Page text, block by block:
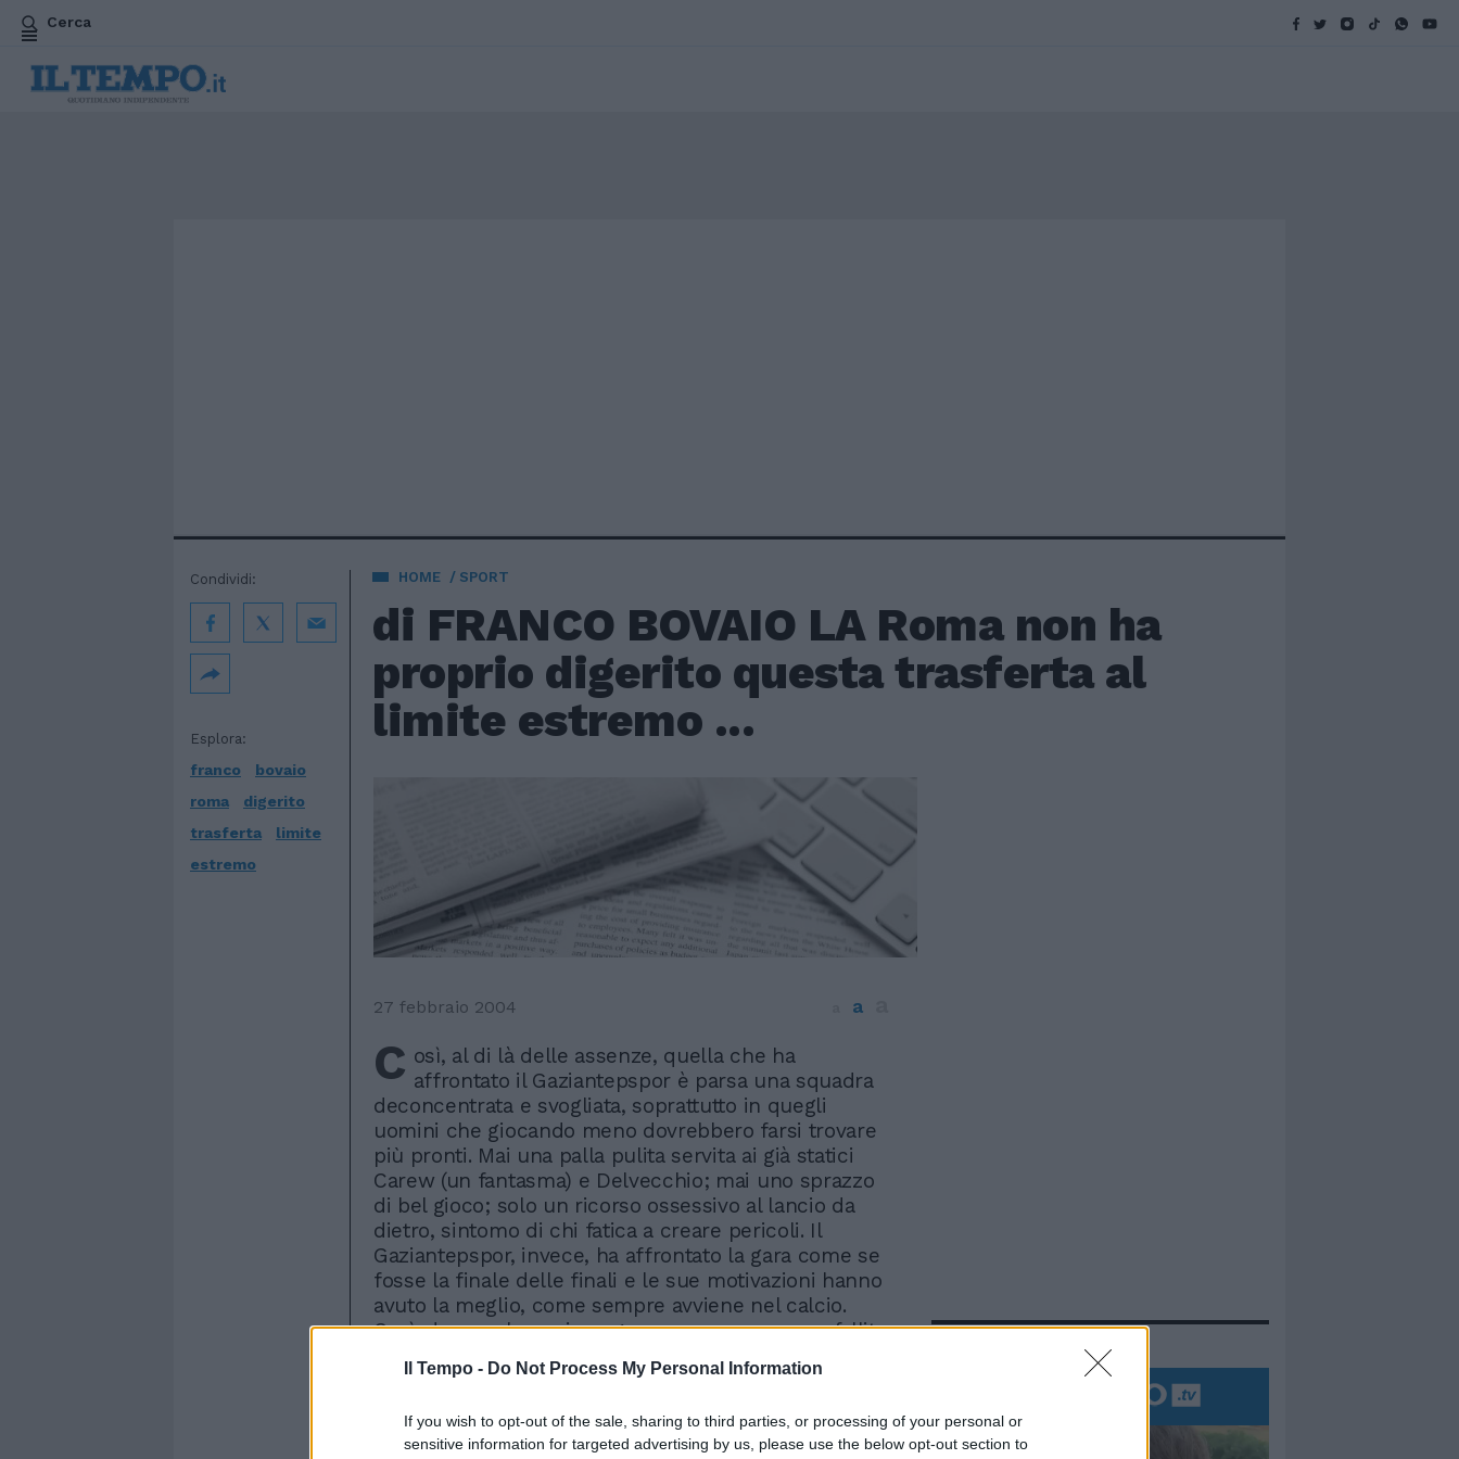
Il Tempo - Do Not Process My Personal Information
If you wish to opt-out of the sale, sharing to third parties, or processing of your personal or
sensitive information for targeted advertising by us, please use the below opt-out section to
Cerca
HOME SPORT
di FRANCO BOVAIO LA Roma non ha
proprio digerito questa trasferta al
limite estremo ...
Esplora:
franco
bovaio
roma
digerito
trasferta
limite
estremo
Condividi:
27 febbraio 2004 a
C osì, al di là delle assenze, quella che ha
affrontato il Gaziantepspor è parsa una squadra
deconcentrata e svogliata, soprattutto in quegli
uomini che giocando meno dovrebbero farsi trovare
più pronti. Mai una palla pulita servita ai già statici
Carew (un fantasma) e Delvecchio; mai uno sprazzo
di bel gioco; solo un ricorso ossessivo al lancio da
dietro, sintomo di chi fatica a creare pericoli. Il
Gaziantepspor, invece, ha affrontato la gara come se
fosse la finale delle finali e le sue motivazioni hanno
avuto la meglio, come sempre avviene nel calcio.
Così, dopo un'occasione grossa come una casa fallita
da Carew al 6' (liberato da un errore di Memet), i
turchi passavano in vantaggio al 19' con Yusuf che,
Chivu, batteva di piatto Zotti. Tante le disattenzioni